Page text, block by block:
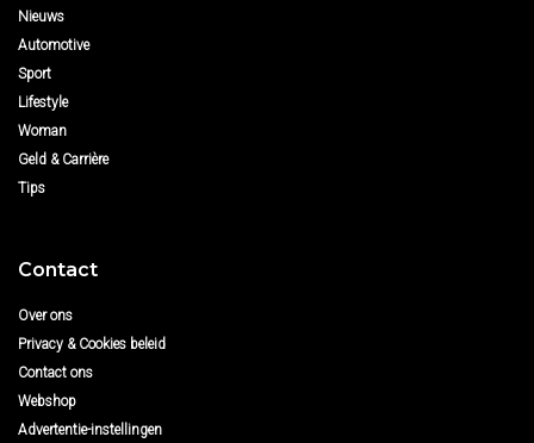
Nieuws
Automotive
Sport
Lifestyle
Woman
Geld & Carrière
Tips
Contact
Over ons
Privacy & Cookies beleid
Contact ons
Webshop
Advertentie-instellingen